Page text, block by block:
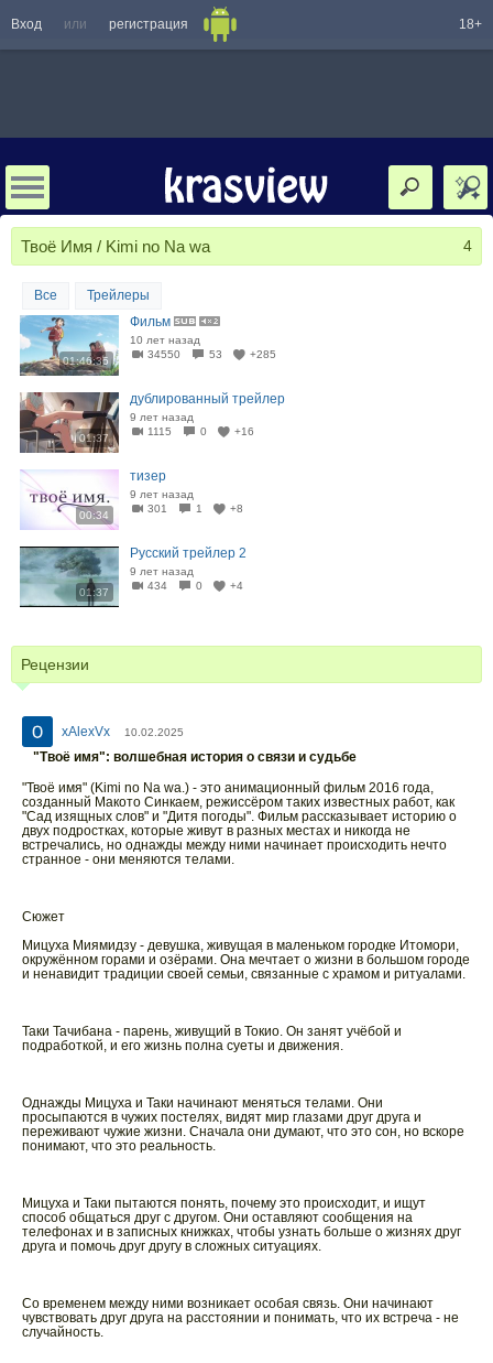
Вход или регистрация 18+
Твоё Имя / Kimi no Na wa 4
Все Трейлеры
01:46:35
Фильм
10 лет назад
34550
53 +285
01:37
дублированный трейлер
9 лет назад
1115
0 +16
00:34
тизер
9 лет назад
301
1 +8
01:37
Русский трейлер 2
9 лет назад
434
0 +4
Рецензии
xAlexVx 10.02.2025
"Твоё имя": волшебная история о связи и судьбе
"Твоё имя" (Kimi no Na wa.) - это анимационный фильм 2016 года,
созданный Макото Синкаем, режиссёром таких известных работ, как
"Сад изящных слов" и "Дитя погоды". Фильм рассказывает историю о
двух подростках, которые живут в разных местах и никогда не
встречались, но однажды между ними начинает происходить нечто
странное - они меняются телами.
Сюжет
Мицуха Миямидзу - девушка, живущая в маленьком городке Итомори,
окружённом горами и озёрами. Она мечтает о жизни в большом городе
и ненавидит традиции своей семьи, связанные с храмом и ритуалами.
Таки Тачибана - парень, живущий в Токио. Он занят учёбой и
подработкой, и его жизнь полна суеты и движения.
Однажды Мицуха и Таки начинают меняться телами. Они
просыпаются в чужих постелях, видят мир глазами друг друга и
переживают чужие жизни. Сначала они думают, что это сон, но вскоре
понимают, что это реальность.
Мицуха и Таки пытаются понять, почему это происходит, и ищут
способ общаться друг с другом. Они оставляют сообщения на
телефонах и в записных книжках, чтобы узнать больше о жизнях друг
друга и помочь друг другу в сложных ситуациях.
Со временем между ними возникает особая связь. Они начинают
чувствовать друг друга на расстоянии и понимать, что их встреча - не
случайность.